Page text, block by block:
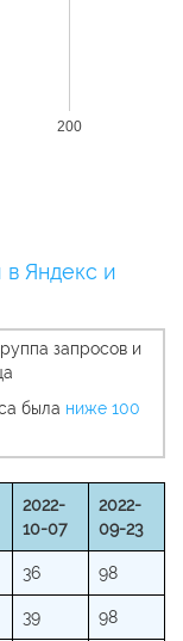
200
в Яндекс и
запросов и
была ниже 100
2022-
10-07
2022-
09-23
36 98
39 98